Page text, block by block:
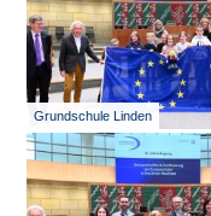
Grundschule Linden